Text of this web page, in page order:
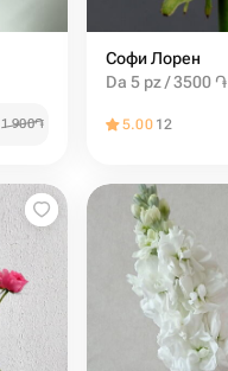
1 900֏
Софи Лорен
Da 5 pz / 3500 ֏
5.00 12